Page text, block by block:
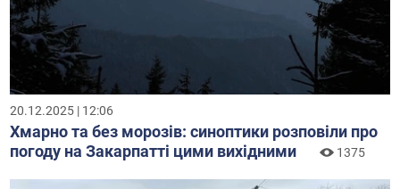
20.12.2025 | 12:06
Хмарно та без морозів: синоптики розповіли про
погоду на Закарпатті цими вихідними
1375